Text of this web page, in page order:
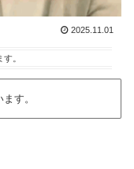
2025.11.01
。
す。